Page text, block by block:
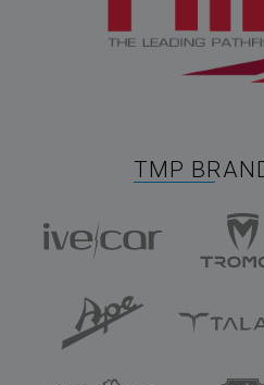
TMP